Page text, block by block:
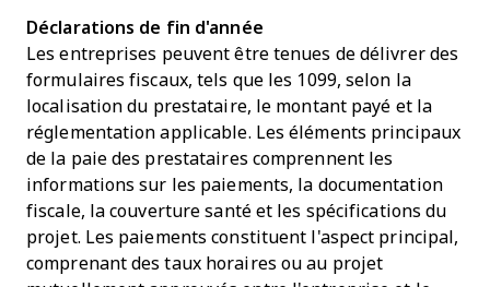
Déclarations de fin d'année
Les entreprises peuvent être tenues de délivrer des
formulaires fiscaux, tels que les 1099, selon la
localisation du prestataire, le montant payé et la
réglementation applicable. Les éléments principaux
de la paie des prestataires comprennent les
informations sur les paiements, la documentation
fiscale, la couverture santé et les spécifications du
projet. Les paiements constituent l'aspect principal,
comprenant des taux horaires ou au projet